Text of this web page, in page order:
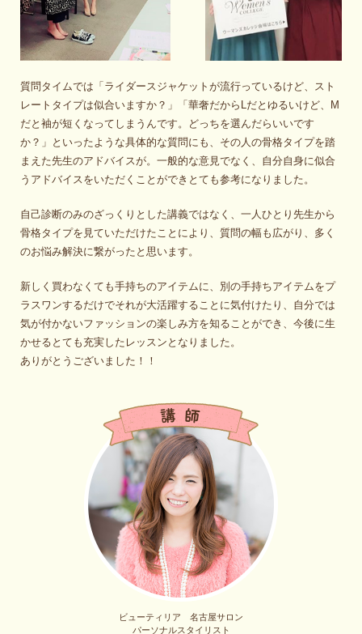
質問タイムでは「ライダースジャケットが流行っているけど、スト
レートタイプは似合いますか？」「華奢だからLだとゆるいけど、M
だと袖が短くなってしまうんです。どっちを選んだらいいです
か？」といったような具体的な質問にも、その人の骨格タイプを踏
まえた先生のアドバイスが。一般的な意見でなく、自分自身に似合
うアドバイスをいただくことができとても参考になりました。
自己診断のみのざっくりとした講義ではなく、一人ひとり先生から
骨格タイプを見ていただけたことにより、質問の幅も広がり、多く
のお悩み解決に繋がったと思います。
新しく買わなくても手持ちのアイテムに、別の手持ちアイテムをプ
ラスワンするだけでそれが大活躍することに気付けたり、自分では
気が付かないファッションの楽しみ方を知ることができ、今後に生
かせるとても充実したレッスンとなりました。
ありがとうございました！！
ビューティリア 名古屋サロン
パーソナルスタイリスト